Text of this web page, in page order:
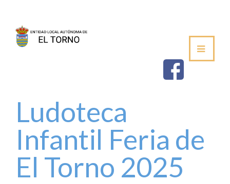
SALUDA DEL ALCALDE
CORPORACIÓN MUNICIPAL
VOCALÍAS / DELEGACIONES
Ludoteca
Infantil Feria de
El Torno 2025